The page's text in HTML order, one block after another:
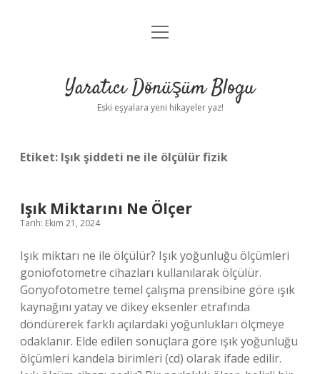
Anasayfa
Yasal Uyarı
menüyü
Yaratıcı Dönüşüm Blogu
Eski eşyalara yeni hikayeler yaz!
Etiket: Işık şiddeti ne ile ölçülür fizik
Işık Miktarını Ne Ölçer
Tarih: Ekim 21, 2024
Işık miktarı ne ile ölçülür? Işık yoğunluğu ölçümleri
goniofotometre cihazları kullanılarak ölçülür.
Gonyofotometre temel çalışma prensibine göre ışık
kaynağını yatay ve dikey eksenler etrafında
döndürerek farklı açılardaki yoğunlukları ölçmeye
odaklanır. Elde edilen sonuçlara göre ışık yoğunluğu
ölçümleri kandela birimleri (cd) olarak ifade edilir.